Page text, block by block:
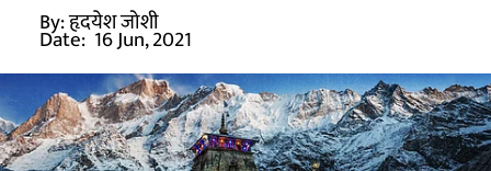
By:हृदयेश जोशी
Date: 16 Jun, 2021